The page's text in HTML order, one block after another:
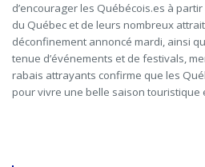
d’encourager les Québécois.es à
du Québec et de leurs nombreux
déconfinement annoncé mardi, ainsi
tenue d’événements et de festivals,
rabais attrayants confirme que les
pour vivre une belle saison touristique